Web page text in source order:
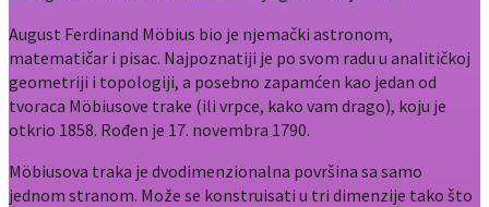
August Ferdinand Möbius bio je njemački astronom,
matematičar i pisac. Najpoznatiji je po svom radu u analitičkoj
geometriji i topologiji, a posebno zapamćen kao jedan od
tvoraca Möbiusove trake (ili vrpce, kako vam drago), koju je
otkrio 1858. Rođen je 17. novembra 1790.
Möbiusova traka je dvodimenzionalna površina sa samo
jednom stranom. Može se konstruisati u tri dimenzije tako što